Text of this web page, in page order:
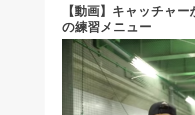
【動画】キャッチャ
の練習メニュー